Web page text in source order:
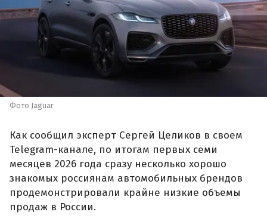
Фото Jaguar
Как сообщил эксперт Сергей Целиков в своем
Telegram-канале, по итогам первых семи
месяцев 2026 года сразу несколько хорошо
знакомых россиянам автомобильных брендов
продемонстрировали крайне низкие объемы
продаж в России.